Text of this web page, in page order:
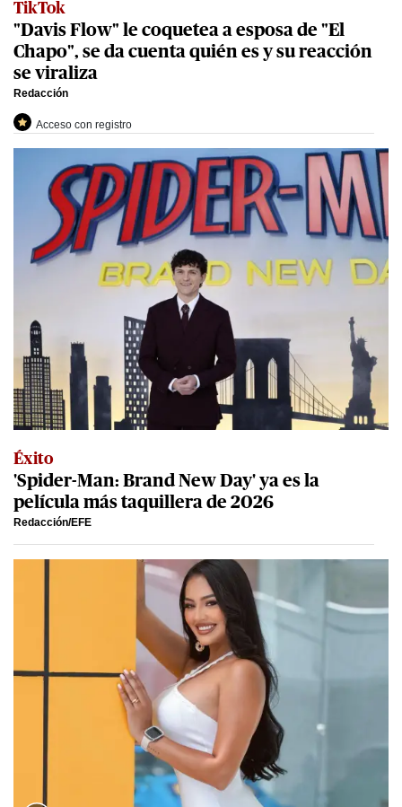
TikTok
"Davis Flow" le coquetea a esposa de "El
Chapo", se da cuenta quién es y su reacción
se viraliza
Redacción
Acceso con registro
Éxito
'Spider-Man: Brand New Day' ya es la
película más taquillera de 2026
Redacción/EFE